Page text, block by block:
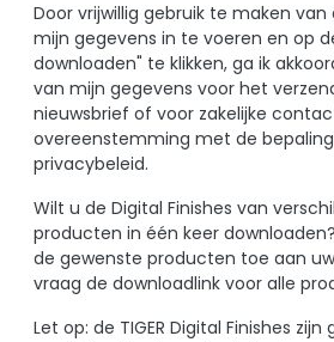
Door vrijwillig gebruik te maken van
mijn gegevens in te voeren en op
downloaden" te klikken, ga ik
van mijn gegevens voor het
nieuwsbrief of voor zakelijke
overeenstemming met de
privacybeleid.
Wilt u de Digital Finishes van
producten in één keer
de gewenste producten toe aan
vraag de downloadlink voor alle
Let op: de TIGER Digital Finishes